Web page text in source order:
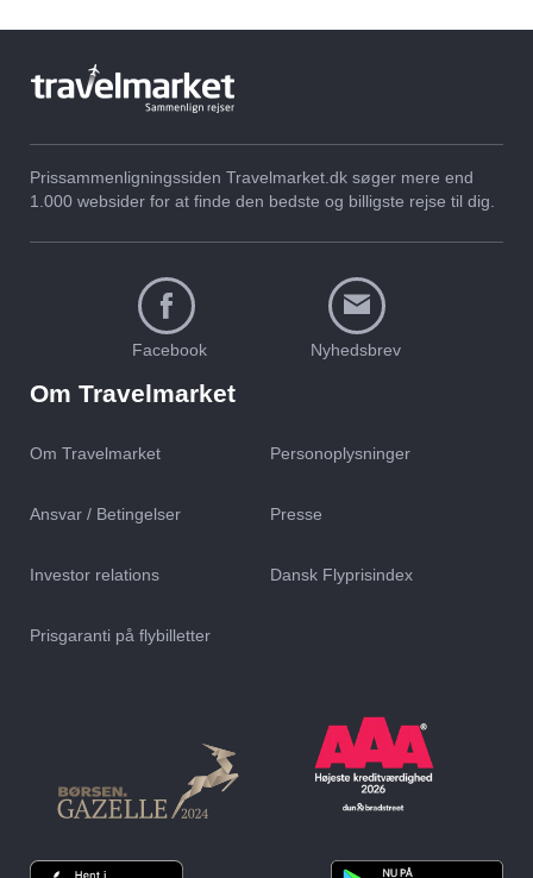
Prissammenligningssiden Travelmarket.dk søger mere end
1.000 websider for at finde den bedste og billigste rejse til dig.
Facebook Nyhedsbrev
Om Travelmarket
Om Travelmarket Personoplysninger
Ansvar / Betingelser Presse
Investor relations Dansk Flyprisindex
Prisgaranti på flybilletter